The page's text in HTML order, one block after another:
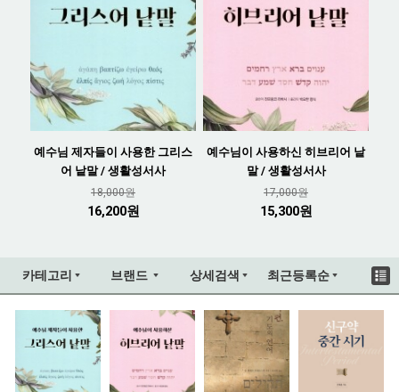
예수님 제자들이 사용한 그리스
어 낱말 / 생활성서사
18,000원
16,200원
예수님이 사용하신 히브리어 낱
말 / 생활성서사
17,000원
15,300원
카테고리 브랜드 상세검색 최근등록순